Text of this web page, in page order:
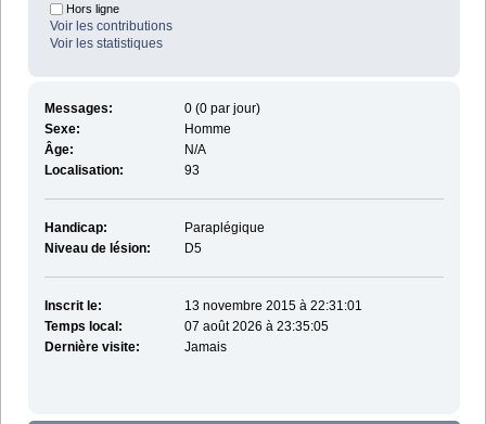
Hors ligne
Voir les contributions
Voir les statistiques
Messages:
0 (0 par jour)
Sexe:
Homme
Âge:
N/A
Localisation:
93
Handicap:
Paraplégique
Niveau de lésion:
D5
Inscrit le:
13 novembre 2015 à 22:31:01
Temps local:
07 août 2026 à 23:35:05
Dernière visite:
Jamais